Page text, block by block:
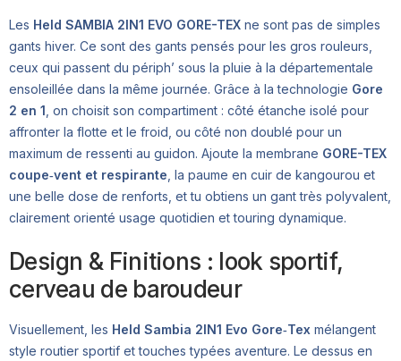
Les Held SAMBIA 2IN1 EVO GORE-TEX ne sont pas de simples
gants hiver. Ce sont des gants pensés pour les gros rouleurs,
ceux qui passent du périph’ sous la pluie à la départementale
ensoleillée dans la même journée. Grâce à la technologie Gore
2 en 1 , on choisit son compartiment : côté étanche isolé pour
affronter la flotte et le froid, ou côté non doublé pour un
maximum de ressenti au guidon. Ajoute la membrane GORE-TEX
coupe‑vent et respirante , la paume en cuir de kangourou et
une belle dose de renforts, et tu obtiens un gant très polyvalent,
clairement orienté usage quotidien et touring dynamique.
Design & Finitions : look sportif,
cerveau de baroudeur
Visuellement, les Held Sambia 2IN1 Evo Gore‑Tex mélangent
style routier sportif et touches typées aventure. Le dessus en